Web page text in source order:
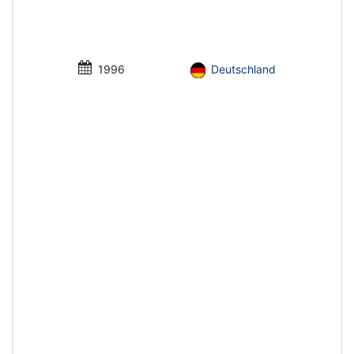
1996 Deutschland